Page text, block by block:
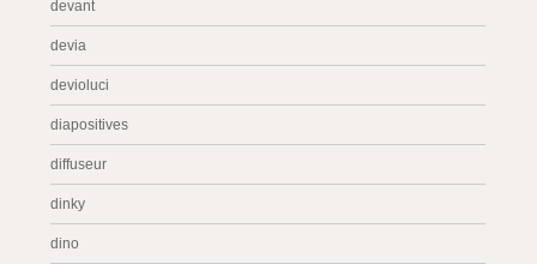
devant
devia
devioluci
diapositives
diffuseur
dinky
dino